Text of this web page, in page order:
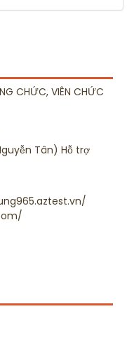
CHỨC, VIÊN CHỨC
Tân) Hỗ trợ